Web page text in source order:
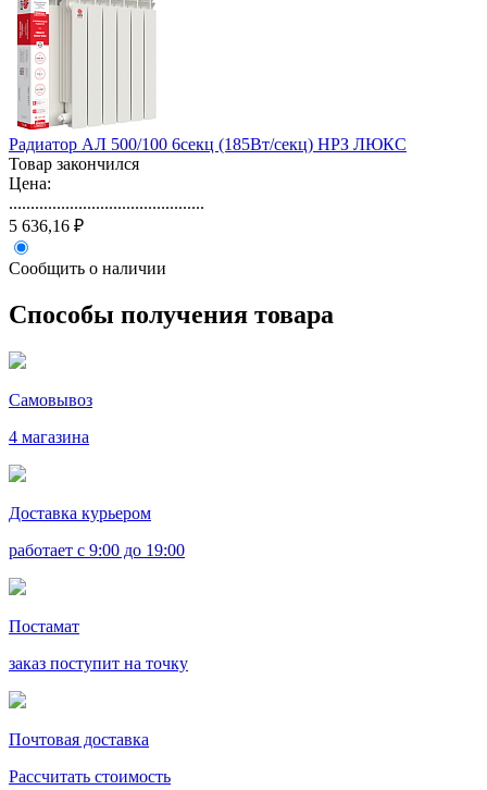
Радиатор АЛ 500/100 6секц (185Вт/секц) НРЗ ЛЮКС
Товар закончился
Цена:
.............................................
5 636,16 ₽
Сообщить о наличии
Способы получения товара
Самовывоз
4 магазина
Доставка курьером
работает с 9:00 до 19:00
Постамат
заказ поступит на точку
Почтовая доставка
Рассчитать стоимость